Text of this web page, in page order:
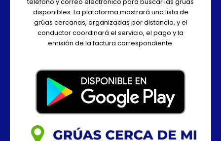
teléfono y correo electrónico para buscar las grúas
disponibles. La plataforma mostrará una lista de
grúas cercanas, organizadas por distancia, y el
conductor coordinará el servicio, el pago y la
emisión de la factura correspondiente.